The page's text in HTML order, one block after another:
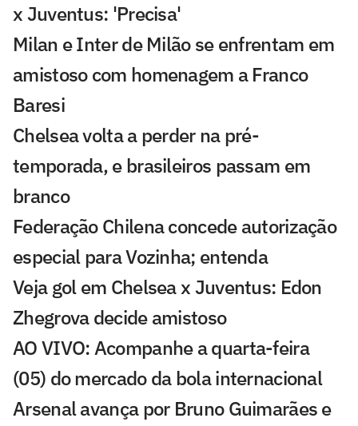
x Juventus: 'Precisa'
Milan e Inter de Milão se enfrentam em
amistoso com homenagem a Franco
Baresi
Chelsea volta a perder na pré-
temporada, e brasileiros passam em
branco
Federação Chilena concede autorização
especial para Vozinha; entenda
Veja gol em Chelsea x Juventus: Edon
Zhegrova decide amistoso
AO VIVO: Acompanhe a quarta-feira
(05) do mercado da bola internacional
Arsenal avança por Bruno Guimarães e